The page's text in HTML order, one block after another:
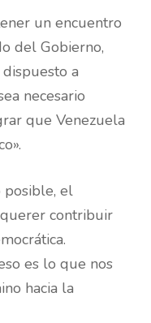
un encuentro
del Gobierno,
a
necesario
que Venezuela
posible, el
contribuir
es lo que nos
hacia la